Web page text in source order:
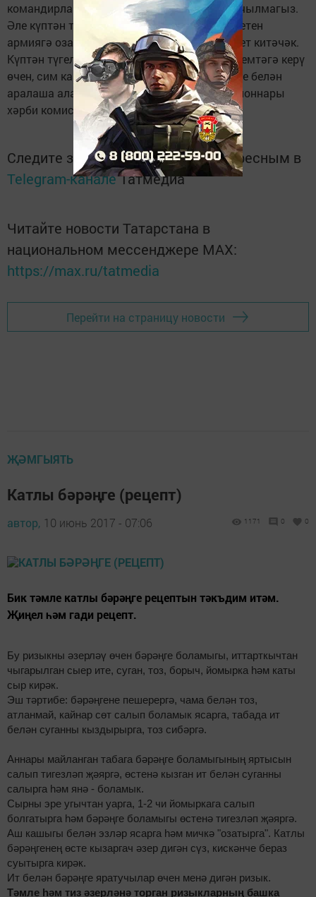
командирлары белән сөйләшеп торам. Борчылмагыз.
Әле күптән түгел генә Әтнә районының 7 егетен
армиягә озаттык. 18 июнь көнне тагын 4 егет китәчәк.
Күптән түгел киткәннәргә телефон белән элемтәгә керү
өчен, сим карталар бирдек, алар әти-әни­ләре белән
аралаша алалар..." - диде Арча һәм Әтнә районнары
хәрби комиссары Алмаз Борһанов.
Следите за самым важным и интересным в
Telegram-каналеТатмедиа
Читайте новости Татарстана в
национальном мессенджере MАХ:
https://max.ru/tatmedia
Перейти на страницу новости
ҖӘМГЫЯТЬ
Катлы бәрәңге (рецепт)
автор, 10 июнь 2017 - 07:06 1171 0 0
Бик тәмле катлы бәрәңге рецептын тәкъдим итәм.
Җиңел һәм гади рецепт.
Бу ризыкны әзерләү өчен бәрәңге боламыгы, иттарткычтан
чыгарылган сыер ите, суган, тоз, борыч, йомырка һәм каты
сыр кирәк.
Эш тәртибе: бәрәңгене пешерергә, чама белән тоз,
атланмай, кайнар сөт салып боламык ясарга, табада ит
белән суганны кыздырырга, тоз сибәргә.
Аннары майланган табага бәрәңге боламыгының яртысын
салып тигезләп җәяргә, өстенә кызган ит белән суганны
салырга һәм янә - боламык.
Сырны эре угычтан уарга, 1-2 чи йомыркага салып
болгатырга һәм бәрәңге боламыгы өстенә тигезләп җәяргә.
Аш кашыгы белән эзләр ясарга һәм мичкә "озатырга". Катлы
бәрәңгенең өсте кызаргач әзер дигән сүз, кискәнче бераз
суытырга кирәк.
Ит белән бәрәңге яратучылар өчен менә дигән ризык.
Тәмле һәм тиз әзерләнә торган ризыкларның башка